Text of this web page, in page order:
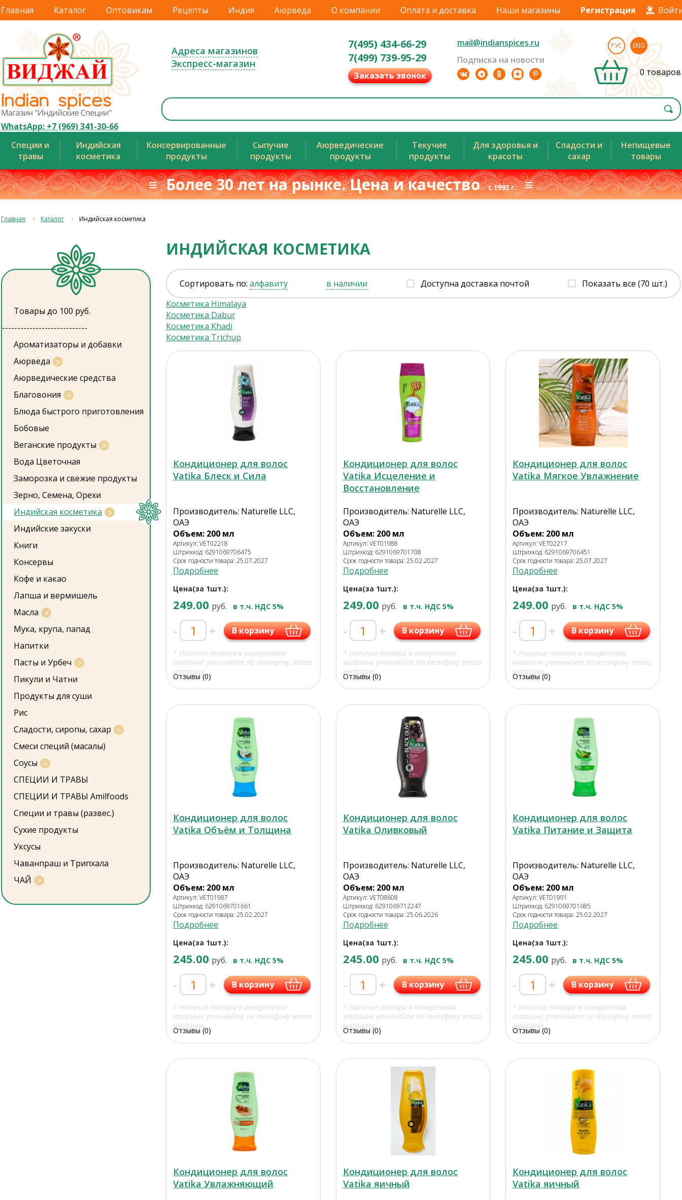
Главная Каталог Оптовикам Рецепты Индия Аюрведа О компании Оплата и доставка Наши магазины Регистрация
WhatsApp: +7 (969) 341-30-66
Адреса магазинов
Экспресс-магазин
7(495) 434-66-29
7(499) 739-95-29
Заказать звонок
mail@indianspices.ru
Подписка на новости
РУС ENG
0 товаров
Специи и
травы
Индийская
косметика
Консервированные
продукты
Сыпучие
продукты
Аюрведические
продукты
Текучие
продукты
Для здоровья и
красоты
Сладости и
сахар
Непищевые
товары
≡ Более 30 лет на рынке. Цена и качествос 1993 г.≡
Главная Каталог Индийская косметика
Товары до 100 руб.
----------------------------
Ароматизаторы и добавки
Аюрведа
Аюрведические средства
Благовония
Блюда быстрого приготовления
Бобовые
Веганские продукты
Вода Цветочная
Заморозка и свежие продукты
Зерно, Семена, Орехи
Индийская косметика
Индийские закуски
Книги
Консервы
Кофе и какао
Лапша и вермишель
Масла
Мука, крупа, папад
Напитки
Пасты и Урбеч
Пикули и Чатни
Продукты для суши
Рис
Сладости, сиропы, сахар
Смеси специй (масалы)
Соусы
СПЕЦИИ И ТРАВЫ
СПЕЦИИ И ТРАВЫ Amilfoods
Специи и травы (развес.)
Сухие продукты
Уксусы
Чаванпраш и Трипхала
ЧАЙ
ИНДИЙСКАЯ КОСМЕТИКА
Сортировать по: алфавиту в наличии Доступна доставка почтой
Показать все (70 шт.)
Косметика Himalaya
Косметика Dabur
Косметика Khadi
Косметика Trichup
Кондиционер для волос
Vatika Блеск и Сила
Производитель: Naturelle LLC,
ОАЭ
Объем: 200 мл
Артикул: VET02218
Штрихкод: 6291069706475
Срок годности товара: 25.07.2027
Подробнее
Цена(за 1шт.):
249.00 руб. в т.ч. НДС 5%
- + В корзину
* Наличие товара в конкретном
магазине уточняйте по телефону этого
магазина.
Отзывы (0)
Кондиционер для волос
Vatika Исцеление и
Восстановление
Производитель: Naturelle LLC,
ОАЭ
Объем: 200 мл
Артикул: VET01988
Штрихкод: 6291069701708
Срок годности товара: 25.02.2027
Подробнее
Цена(за 1шт.):
249.00 руб. в т.ч. НДС 5%
- + В корзину
* Наличие товара в конкретном
магазине уточняйте по телефону этого
магазина.
Отзывы (0)
Кондиционер для волос
Vatika Мягкое Увлажнение
Производитель: Naturelle LLC,
ОАЭ
Объем: 200 мл
Артикул: VET02217
Штрихкод: 6291069706451
Срок годности товара: 25.07.2027
Подробнее
Цена(за 1шт.):
249.00 руб. в т.ч. НДС 5%
- + В корзину
* Наличие товара в конкретном
магазине уточняйте по телефону этого
магазина.
Отзывы (0)
Кондиционер для волос
Vatika Объём и Толщина
Производитель: Naturelle LLC,
ОАЭ
Объем: 200 мл
Артикул: VET01987
Штрихкод: 6291069701661
Срок годности товара: 25.02.2027
Подробнее
Цена(за 1шт.):
245.00 руб. в т.ч. НДС 5%
- + В корзину
* Наличие товара в конкретном
магазине уточняйте по телефону этого
магазина.
Отзывы (0)
Кондиционер для волос
Vatika Оливковый
Производитель: Naturelle LLC,
ОАЭ
Объем: 200 мл
Артикул: VET08608
Штрихкод: 6291069712247
Срок годности товара: 25.06.2026
Подробнее
Цена(за 1шт.):
245.00 руб. в т.ч. НДС 5%
- + В корзину
* Наличие товара в конкретном
магазине уточняйте по телефону этого
магазина.
Отзывы (0)
Кондиционер для волос
Vatika Питание и Защита
Производитель: Naturelle LLC,
ОАЭ
Объем: 200 мл
Артикул: VET01991
Штрихкод: 6291069701685
Срок годности товара: 25.02.2027
Подробнее
Цена(за 1шт.):
245.00 руб. в т.ч. НДС 5%
- + В корзину
* Наличие товара в конкретном
магазине уточняйте по телефону этого
магазина.
Отзывы (0)
Кондиционер для волос
Vatika Увлажняющий
Кондиционер для волос
Vatika яичный
Кондиционер для волос
Vatika яичный